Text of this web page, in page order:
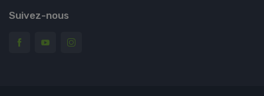
Suivez-nous